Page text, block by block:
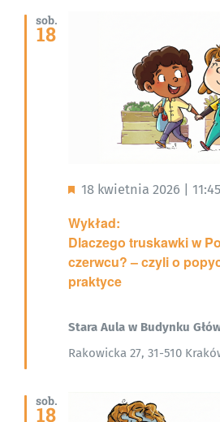
sob.
18
Wykład:
Dlaczego truskawki w
czerwcu? – czyli o
praktyce
Wyróżnione
18 kwietnia 2026 | 11:45
Stara Aula w Budynku
Rakowicka 27, 31-510
sob.
18